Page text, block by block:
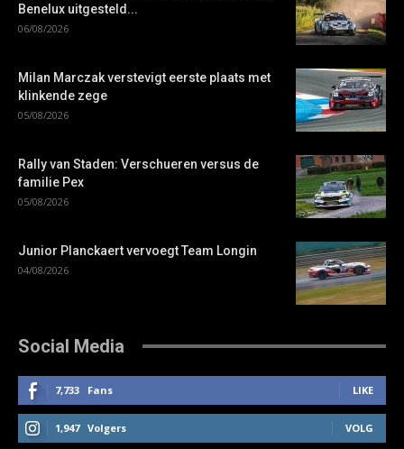
Benelux uitgesteld...
06/08/2026
Milan Marczak verstevigt eerste plaats met
klinkende zege
05/08/2026
Rally van Staden: Verschueren versus de
familie Pex
05/08/2026
Junior Planckaert vervoegt Team Longin
04/08/2026
Social Media
7,733 Fans LIKE
1,947 Volgers VOLG